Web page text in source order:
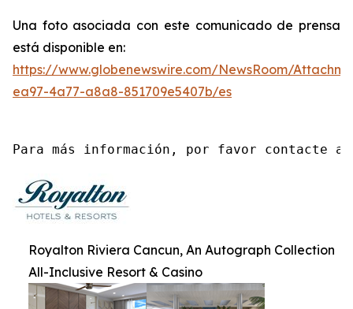
Una foto asociada con este comunicado de prensa
está disponible en:
https://www.globenewswire.com/NewsRoom/
ea97-4a77-a8a8-851709e5407b/es
Para más información, por favor contacte a
Royalton Riviera Cancun, An Autograph Collection
All-Inclusive Resort & Casino